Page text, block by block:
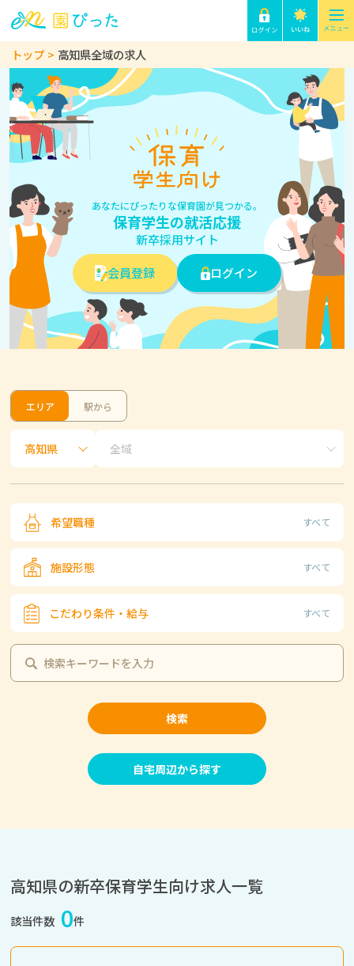
トップ 高知県全域の求人
あなたにぴったりな保育園が見つかる。
保育学生の就活応援
新卒採用サイト
会員登録
ログイン
エリア 駅から
希望職種 すべて
施設形態 すべて
こだわり条件・給与 すべて
検索
自宅周辺から探す
高知県の新卒保育学生向け求人一覧
該当件数 0件